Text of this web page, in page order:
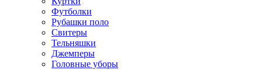
Футболки
Рубашки поло
Свитеры
Тельняшки
Джемперы
Головные уборы